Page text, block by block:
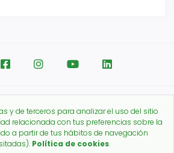
Copyright © 2026.
de Farmacéuticos de Madrid.
y de terceros para analizar el uso del sitio
relacionada con tus preferencias sobre la
a partir de tus hábitos de navegación
Política de cookies.